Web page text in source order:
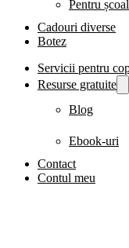
Pentru
Cadouri diverse
Botez
Servicii pentru
Resurse gratuite
Blog
Ebook-uri
Contact
Contul meu